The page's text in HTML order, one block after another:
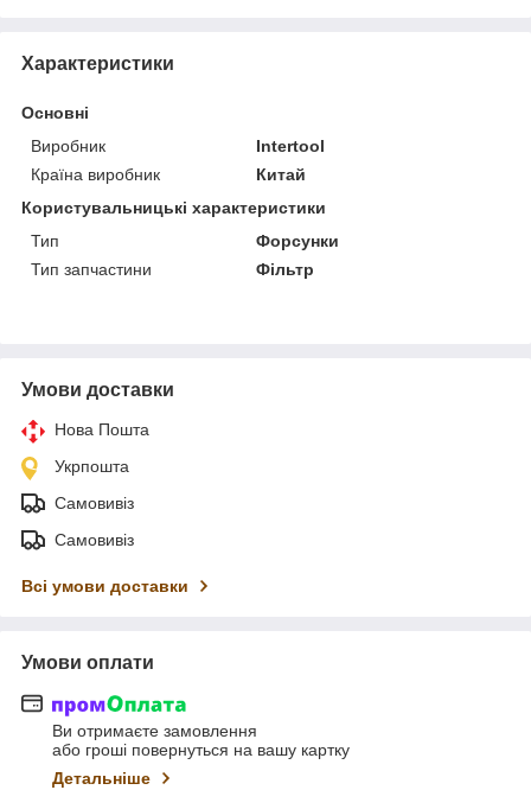
Характеристики
Основні
Виробник
Intertool
Країна виробник
Китай
Користувальницькі характеристики
Тип
Форсунки
Тип запчастини
Фільтр
Умови доставки
Нова Пошта
Укрпошта
Самовивіз
Самовивіз
Всі умови доставки
Умови оплати
Ви отримаєте замовлення
або гроші повернуться на вашу картку
Детальніше